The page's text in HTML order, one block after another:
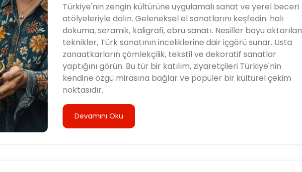
Türkiye'nin zengin kültürüne uygulamalı sanat ve yerel beceri
atölyeleriyle dalın. Geleneksel el sanatlarını keşfedin: halı
dokuma, seramik, kaligrafi, ebru sanatı. Nesiller boyu aktarılan
teknikler, Türk sanatının inceliklerine dair içgörü sunar. Usta
zanaatkarların çömlekçilik, tekstil ve dekoratif sanatlar
yaptığını görün. Bu tür bir katılım, ziyaretçileri Türkiye'nin
kendine özgü mirasına bağlar ve popüler bir kültürel çekim
noktasıdır.
Devamını Oku